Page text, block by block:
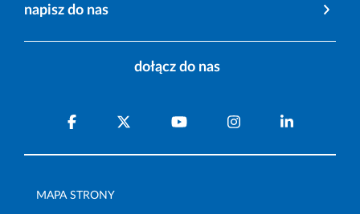
napisz do nas
dołącz do nas
MAPA STRONY